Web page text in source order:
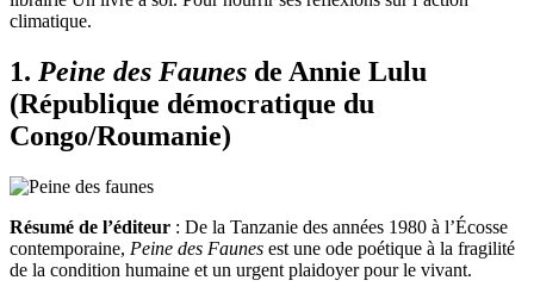
climatique.
1. Peine des Faunes de Annie Lulu
(République démocratique du
Congo/Roumanie)
Résumé de l’éditeur : De la Tanzanie des années 1980 à l’Écosse
contemporaine, Peine des Faunes est une ode poétique à la fragilité
de la condition humaine et un urgent plaidoyer pour le vivant.